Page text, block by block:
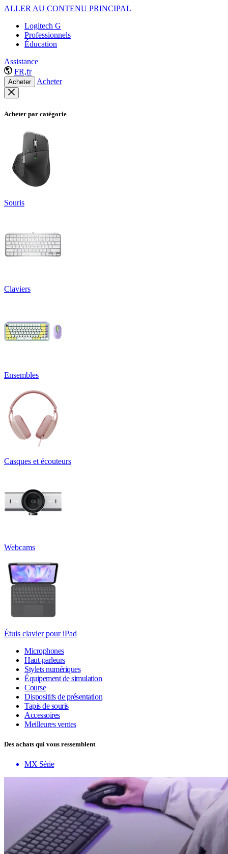
ALLER AU CONTENU PRINCIPAL
Logitech G
Professionnels
Éducation
Assistance
FR,fr
Acheter Acheter
Acheter par catégorie
Souris
Claviers
Ensembles
Casques et écouteurs
Webcams
Étuis clavier pour iPad
Microphones
Haut-parleurs
Stylets numériques
Équipement de simulation
Course
Dispositifs de présentation
Tapis de souris
Accessoires
Meilleures ventes
Des achats qui vous ressemblent
MX Série